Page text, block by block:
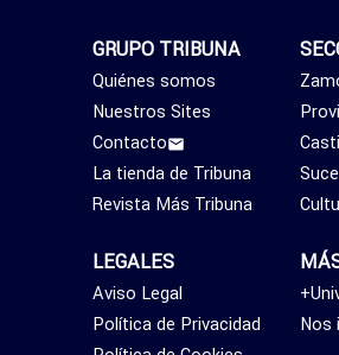
Nos
GRUPO TRIBUNA
Quiénes somos
Nuestros Sites
Contacto
La tienda de Tribuna
Revista Más Tribuna
LEGALES
Aviso Legal
Política de Privacidad